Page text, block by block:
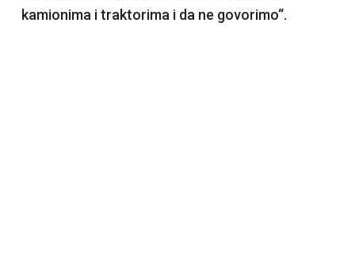
kamionima i traktorima i da ne govorimo“.